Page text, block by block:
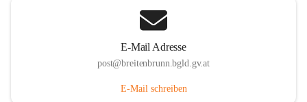
E-Mail Adresse
post@breitenbrunn.bgld.gv.at
E-Mail schreiben